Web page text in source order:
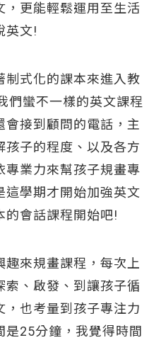
，更能輕鬆運用至生活
英文!
制式化的課本來進入教
們蠻不一樣的英文課程
接到顧問的電話，主
孩子的程度、以及各方
專業力來幫孩子規畫專
這學期才開始加強英文
的會話課程開始吧!
趣來規畫課程，每次上
索、啟發、到讓孩子循
，也考量到孩子專注力
是25分鐘，我覺得時間